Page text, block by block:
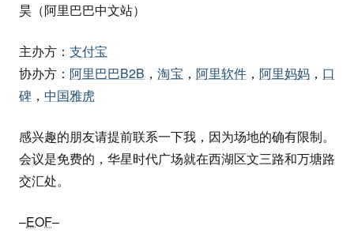
昊（阿里巴巴中文站）
主办方： 支付宝
协办方： 阿里巴巴B2B ，淘宝 ， 阿里软件， 阿里妈妈 ， 口
碑 ， 中国雅虎
感兴趣的朋友请提前联系一下我，因为场地的确有限制。
会议是免费的，华星时代广场就在西湖区文三路和万塘路
交汇处。
–EOF–